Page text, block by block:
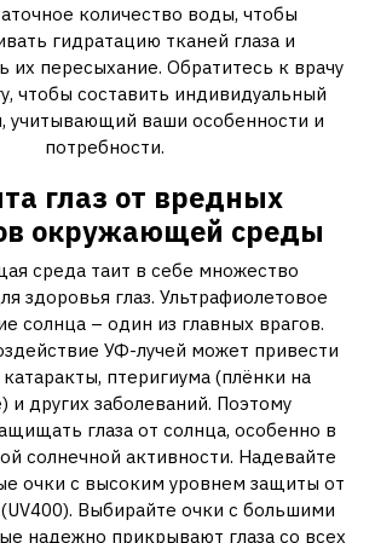
количество воды, чтобы
гидратацию тканей глаза и
их пересыхание. Обратитесь к врачу
чтобы составить индивидуальный
учитывающий ваши особенности и
потребности.
глаз от вредных
окружающей среды
среда таит в себе множество
здоровья глаз. Ультрафиолетовое
солнца – один из главных врагов.
УФ-лучей может привести
птеригиума (плёнки на
и других заболеваний. Поэтому
глаза от солнца, особенно в
солнечной активности. Надевайте
очки с высоким уровнем защиты от
Выбирайте очки с большими
надежно прикрывают глаза со всех